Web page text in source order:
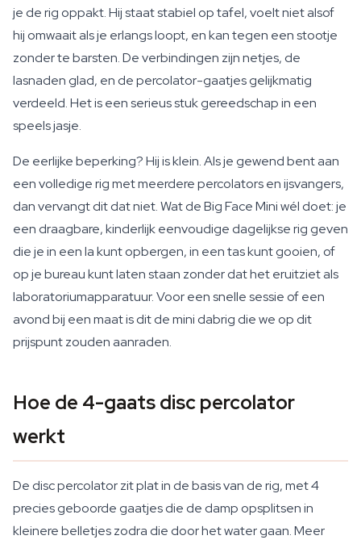
je de rig oppakt. Hij staat stabiel op tafel, voelt niet alsof
hij omwaait als je erlangs loopt, en kan tegen een stootje
zonder te barsten. De verbindingen zijn netjes, de
lasnaden glad, en de percolator-gaatjes gelijkmatig
verdeeld. Het is een serieus stuk gereedschap in een
speels jasje.
De eerlijke beperking? Hij is klein. Als je gewend bent aan
een volledige rig met meerdere percolators en ijsvangers,
dan vervangt dit dat niet. Wat de Big Face Mini wél doet: je
een draagbare, kinderlijk eenvoudige dagelijkse rig geven
die je in een la kunt opbergen, in een tas kunt gooien, of
op je bureau kunt laten staan zonder dat het eruitziet als
laboratoriumapparatuur. Voor een snelle sessie of een
avond bij een maat is dit de mini dabrig die we op dit
prijspunt zouden aanraden.
Hoe de 4-gaats disc percolator
werkt
De disc percolator zit plat in de basis van de rig, met 4
precies geboorde gaatjes die de damp opsplitsen in
kleinere belletjes zodra die door het water gaan. Meer